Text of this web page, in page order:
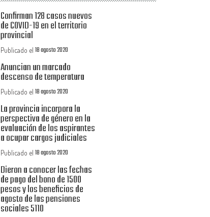
Confirman 128 casos nuevos
de COVID-19 en el territorio
provincial
Publicado el18 agosto 2020
Anuncian un marcado
descenso de temperatura
Publicado el18 agosto 2020
La provincia incorpora la
perspectiva de género en la
evaluación de los aspirantes
a ocupar cargos judiciales
Publicado el18 agosto 2020
Dieron a conocer las fechas
de pago del bono de 1500
pesos y los beneficios de
agosto de las pensiones
sociales 5110